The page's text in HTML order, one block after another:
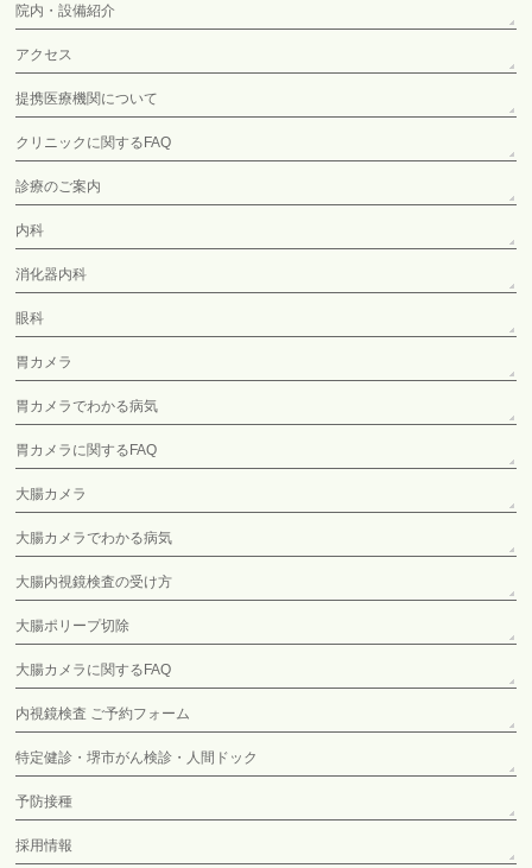
院内・設備紹介
アクセス
提携医療機関について
クリニックに関するFAQ
診療のご案内
内科
消化器内科
眼科
胃カメラ
胃カメラでわかる病気
胃カメラに関するFAQ
大腸カメラ
大腸カメラでわかる病気
大腸内視鏡検査の受け方
大腸ポリープ切除
大腸カメラに関するFAQ
内視鏡検査 ご予約フォーム
特定健診・堺市がん検診・人間ドック
予防接種
採用情報